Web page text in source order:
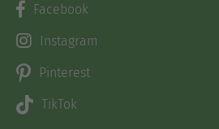
Facebook
Instagram
Pinterest
TikTok